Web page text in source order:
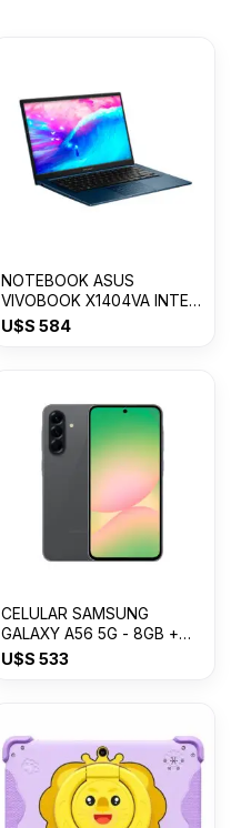
NOTEBOOK ASUS
VIVOBOOK X1404VA INTEL
CORE i3 8GB/128GB SSD
U$S 584
CELULAR SAMSUNG
GALAXY A56 5G - 8GB +
256GB Awesome Graphite
U$S 533